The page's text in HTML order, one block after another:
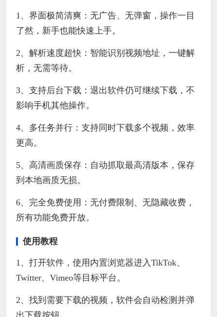
1、界面极简清爽：无广告、无弹窗，操作一目
了然，新手也能快速上手。
2、解析速度超快：智能识别视频地址，一键解
析，无需等待。
3、支持后台下载：退出软件仍可继续下载，不
影响手机其他操作。
4、多任务并行：支持同时下载多个视频，效率
更高。
5、高清画质保存：自动抓取最高清版本，保存
到本地画质无损。
6、完全免费使用：无付费限制、无隐藏收费，
所有功能免费开放。
使用教程
1、打开软件，使用内置浏览器进入TikTok、
Twitter、Vimeo等目标平台。
2、找到需要下载的视频，软件会自动检测并弹
出下载按钮。